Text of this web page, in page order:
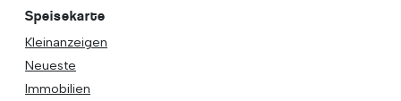
Speisekarte
Kleinanzeigen
Neueste
Immobilien